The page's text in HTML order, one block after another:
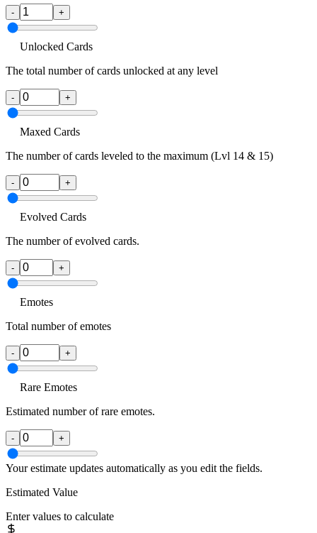
- +
Unlocked Cards
The total number of cards unlocked at any level
- +
Maxed Cards
The number of cards leveled to the maximum (Lvl 14 & 15)
- +
Evolved Cards
The number of evolved cards.
- +
Emotes
Total number of emotes
- +
Rare Emotes
Estimated number of rare emotes.
- +
Your estimate updates automatically as you edit the fields.
Estimated Value
Enter values to calculate